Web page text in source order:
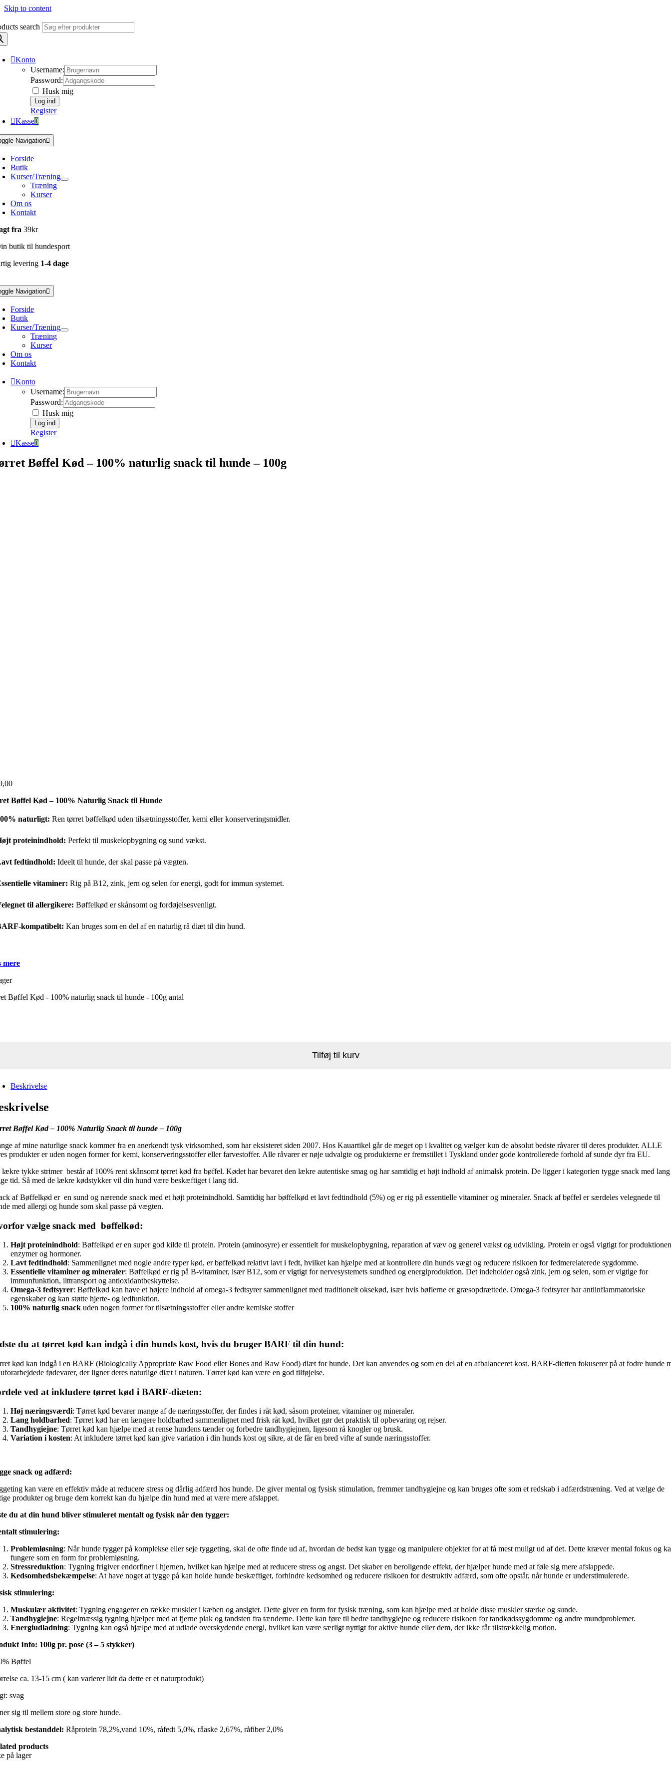
Skip to content
search
Konto
Username:
Password:
Husk mig
Register
Kasse0
Navigation
Forside
Butik
Kurser/Træning
Træning
Kurser
Om os
Kontakt
fra39kr
butik til hundesport
levering 1-4 dage
Navigation
Forside
Butik
Kurser/Træning
Træning
Kurser
Om os
Kontakt
Konto
Username:
Password:
Husk mig
Register
Kasse0
Bøffel Kød – 100% naturlig snack til hunde – 100g
Bøffel Kød – 100% Naturlig Snack til Hunde
naturligt: Ren tørret bøffelkød uden tilsætningsstoffer, kemi eller konserveringsmidler.
proteinindhold: Perfekt til muskelopbygning og sund vækst.
fedtindhold: Ideelt til hunde, der skal passe på vægten.
vitaminer: Rig på B12, zink, jern og selen for energi, godt for immun systemet.
til allergikere: Bøffelkød er skånsomt og fordøjelsesvenligt.
kompatibelt: Kan bruges som en del af en naturlig rå diæt til din hund.
mere
Bøffel Kød - 100% naturlig snack til hunde - 100g antal
Tilføj til kurv
Beskrivelse
Bøffel Kød – 100% Naturlig Snack til hunde – 100g
af mine naturlige snack kommer fra en anerkendt tysk virksomhed, som har eksisteret siden 2007. Hos Kauartikel går de meget op i kvalitet og vælger kun de absolut bedste råvarer til deres produkter. ALLE
produkter er uden nogen former for kemi, konserveringsstoffer eller farvestoffer. Alle råvarer er nøje udvalgte og produkterne er fremstillet i Tyskland under gode kontrollerede forhold af sunde dyr fra EU.
lækre tykke strimer består af 100% rent skånsomt tørret kød fra bøffel. Kødet har bevaret den lækre autentiske smag og har samtidig et højt indhold af animalsk protein. De ligger i kategorien tygge snack med lang
tid. Så med de lækre kødstykker vil din hund være beskæftiget i lang tid.
af Bøffelkød er en sund og nærende snack med et højt proteinindhold. Samtidig har bøffelkød et lavt fedtindhold (5%) og er rig på essentielle vitaminer og mineraler. Snack af bøffel er særdeles velegnede til
med allergi og hunde som skal passe på vægten.
vælge snack med bøffelkød:
Højt proteinindhold: Bøffelkød er en super god kilde til protein. Protein (aminosyre) er essentielt for muskelopbygning, reparation af væv og generel vækst og udvikling. Protein er også vigtigt for
enzymer og hormoner.
Lavt fedtindhold: Sammenlignet med nogle andre typer kød, er bøffelkød relativt lavt i fedt, hvilket kan hjælpe med at kontrollere din hunds vægt og reducere risikoen for fedmerelaterede sygdomme.
Essentielle vitaminer og mineraler: Bøffelkød er rig på B-vitaminer, især B12, som er vigtigt for nervesystemets sundhed og energiproduktion. Det indeholder også zink, jern og selen, som er vigtige for
immunfunktion, ilttransport og antioxidantbeskyttelse.
Omega-3 fedtsyrer: Bøffelkød kan have et højere indhold af omega-3 fedtsyrer sammenlignet med traditionelt oksekød, især hvis bøflerne er græsopdrættede. Omega-3 fedtsyrer har antiinflammatoriske
egenskaber og kan støtte hjerte- og ledfunktion.
100% naturlig snack uden nogen former for tilsætningsstoffer eller andre kemiske stoffer
du at tørret kød kan indgå i din hunds kost, hvis du bruger BARF til din hund:
kød kan indgå i en BARF (Biologically Appropriate Raw Food eller Bones and Raw Food) diæt for hunde. Det kan anvendes og som en del af en afbalanceret kost. BARF-dietten fokuserer på at fodre hunde
fødevarer, der ligner deres naturlige diæt i naturen. Tørret kød kan være en god tilføjelse.
ved at inkludere tørret kød i BARF-diæten:
Høj næringsværdi: Tørret kød bevarer mange af de næringsstoffer, der findes i råt kød, såsom proteiner, vitaminer og mineraler.
Lang holdbarhed: Tørret kød har en længere holdbarhed sammenlignet med frisk råt kød, hvilket gør det praktisk til opbevaring og rejser.
Tandhygiejne: Tørret kød kan hjælpe med at rense hundens tænder og forbedre tandhygiejnen, ligesom rå knogler og brusk.
Variation i kosten: At inkludere tørret kød kan give variation i din hunds kost og sikre, at de får en bred vifte af sunde næringsstoffer.
snack og adfærd:
kan være en effektiv måde at reducere stress og dårlig adfærd hos hunde. De giver mental og fysisk stimulation, fremmer tandhygiejne og kan bruges ofte som et redskab i adfærdstræning. Ved at vælge de
produkter og bruge dem korrekt kan du hjælpe din hund med at være mere afslappet.
du at din hund bliver stimuleret mentalt og fysisk når den tygger:
stimulering:
Problemløsning: Når hunde tygger på komplekse eller seje tyggeting, skal de ofte finde ud af, hvordan de bedst kan tygge og manipulere objektet for at få mest muligt ud af det. Dette kræver mental fokus og
fungere som en form for problemløsning.
Stressreduktion: Tygning frigiver endorfiner i hjernen, hvilket kan hjælpe med at reducere stress og angst. Det skaber en beroligende effekt, der hjælper hunde med at føle sig mere afslappede.
Kedsomhedsbekæmpelse: At have noget at tygge på kan holde hunde beskæftiget, forhindre kedsomhed og reducere risikoen for destruktiv adfærd, som ofte opstår, når hunde er understimulerede.
stimulering:
Muskulær aktivitet: Tygning engagerer en række muskler i kæben og ansigtet. Dette giver en form for fysisk træning, som kan hjælpe med at holde disse muskler stærke og sunde.
Tandhygiejne: Regelmæssig tygning hjælper med at fjerne plak og tandsten fra tænderne. Dette kan føre til bedre tandhygiejne og reducere risikoen for tandkødssygdomme og andre mundproblemer.
Energiudladning: Tygning kan også hjælpe med at udlade overskydende energi, hvilket kan være særligt nyttigt for aktive hunde eller dem, der ikke får tilstrækkelig motion.
Info: 100g pr. pose (3 – 5 stykker)
Bøffel
ca. 13-15 cm ( kan varierer lidt da dette er et naturprodukt)
svag
sig til mellem store og store hunde.
bestanddel:Råprotein 78,2%,vand 10%, råfedt 5,0%, råaske 2,67%, råfiber 2,0%
products
på lager